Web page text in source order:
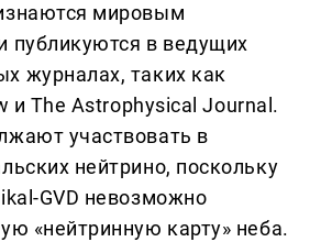
мировым
публикуются в ведущих
журналах, таких как
и The Astrophysical Journal.
участвовать в
нейтрино, поскольку
GVD невозможно
«нейтринную карту» неба.